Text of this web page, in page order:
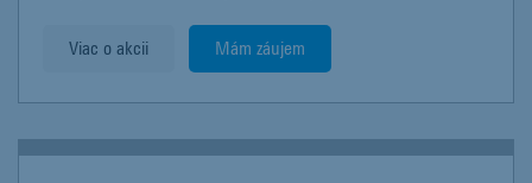
Viac o akcii Mám záujem